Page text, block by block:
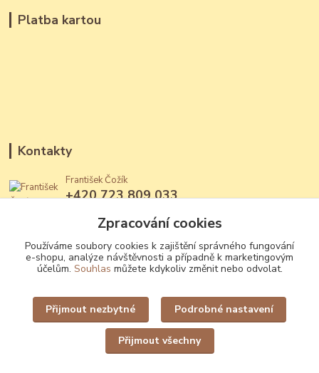
Platba kartou
Kontakty
František Čožík
+420 723 809 033
Upravit sběr cookies.
Zpracování cookies
Používáme soubory cookies k zajištění správného fungování
e-shopu, analýze návštěvnosti a případně k marketingovým
účelům. Souhlas můžete kdykoliv změnit nebo odvolat.
Přijmout nezbytné Podrobné nastavení
Přijmout všechny